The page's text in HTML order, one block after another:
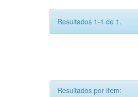
Resultados 1-1 de 1.
Resultados por ítem: